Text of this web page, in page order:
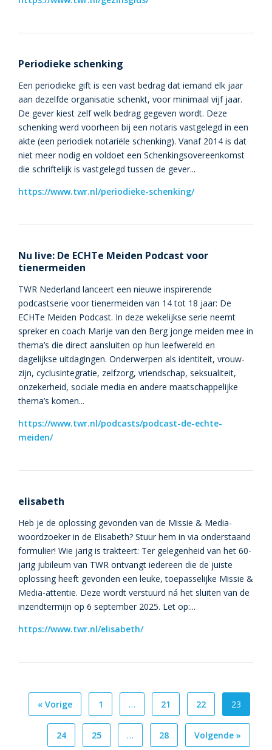
Periodieke schenking
Een periodieke gift is een vast bedrag dat iemand elk jaar
aan dezelfde organisatie schenkt, voor minimaal vijf jaar.
De gever kiest zelf welk bedrag gegeven wordt. Deze
schenking werd voorheen bij een notaris vastgelegd in een
akte (een periodiek notariële schenking). Vanaf 2014 is dat
niet meer nodig en voldoet een Schenkingsovereenkomst
die schriftelijk is vastgelegd tussen de gever...
https://www.twr.nl/periodieke-schenking/
Nu live: De ECHTe Meiden Podcast voor
tienermeiden
TWR Nederland lanceert een nieuwe inspirerende
podcastserie voor tienermeiden van 14 tot 18 jaar: De
ECHTe Meiden Podcast. In deze wekelijkse serie neemt
spreker en coach Marije van den Berg jonge meiden mee in
thema’s die direct aansluiten op hun leefwereld en
dagelijkse uitdagingen. Onderwerpen als identiteit, vrouw-
zijn, cyclusintegratie, zelfzorg, vriendschap, seksualiteit,
onzekerheid, sociale media en andere maatschappelijke
thema’s komen...
https://www.twr.nl/podcasts/podcast-de-echte-
meiden/
elisabeth
Heb je de oplossing gevonden van de Missie & Media-
woordzoeker in de Elisabeth? Stuur hem in via onderstaand
formulier! Wie jarig is trakteert: Ter gelegenheid van het 60-
jarig jubileum van TWR ontvangt iedereen die de juiste
oplossing heeft gevonden een leuke, toepasselijke Missie &
Media-attentie. Deze wordt verstuurd ná het sluiten van de
inzendtermijn op 6 september 2025. Let op:...
https://www.twr.nl/elisabeth/
« Vorige 1 … 21 22 23
24 25 … 28 Volgende »